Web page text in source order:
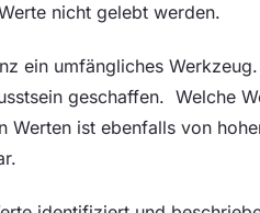
nicht gelebt werden.
ein umfängliches
geschaffen. Welche
Werten ist ebenfalls von